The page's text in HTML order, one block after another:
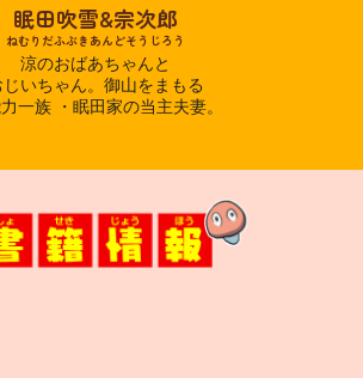
眠田吹雪&宗次郎
ねむりだふぶきあんどそうじろう
涼のおばあちゃんと
じいちゃん。御山をまもる
一族 ・眠田家の当主夫妻。